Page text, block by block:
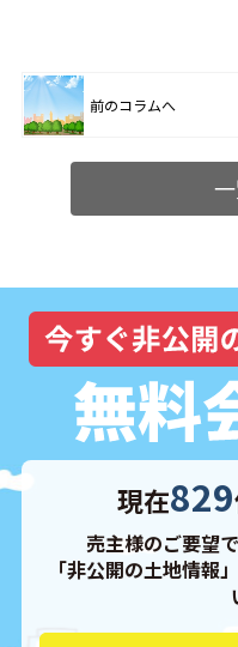
前のコラムへ
現在829
売主様のご要望
「非公開の土地情報